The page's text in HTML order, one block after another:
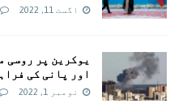
اگست 11, 2022
یوکرین پر روسی
اور پانی کی
نومبر 1, 2022